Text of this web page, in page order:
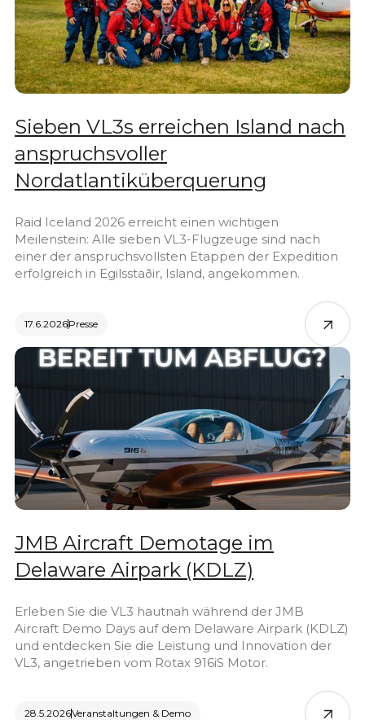
Sieben VL3s erreichen Island nach
anspruchsvoller
Nordatlantiküberquerung
Raid Iceland 2026 erreicht einen wichtigen
Meilenstein: Alle sieben VL3-Flugzeuge sind nach
einer der anspruchsvollsten Etappen der Expedition
erfolgreich in Egilsstaðir, Island, angekommen.
17.6.2026Presse
JMB Aircraft Demotage im
Delaware Airpark (KDLZ)
Erleben Sie die VL3 hautnah während der JMB
Aircraft Demo Days auf dem Delaware Airpark (KDLZ)
und entdecken Sie die Leistung und Innovation der
VL3, angetrieben vom Rotax 916iS Motor.
28.5.2026Veranstaltungen & Demo